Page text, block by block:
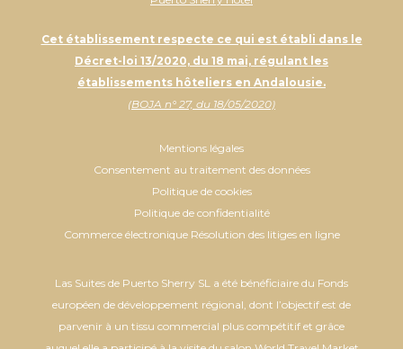
Cet établissement respecte ce qui est établi dans le
Décret-loi 13/2020, du 18 mai, régulant les
établissements hôteliers en Andalousie.
(BOJA n° 27, du 18/05/2020)
Mentions légales
Consentement au traitement des données
Politique de cookies
Politique de confidentialité
Commerce électronique Résolution des litiges en ligne
Las Suites de Puerto Sherry SL a été bénéficiaire du Fonds
européen de développement régional, dont l’objectif est de
parvenir à un tissu commercial plus compétitif et grâce